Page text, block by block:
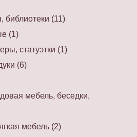
(11)
(1)
статуэтки (1)
(6)
мебель, беседки,
мебель (2)